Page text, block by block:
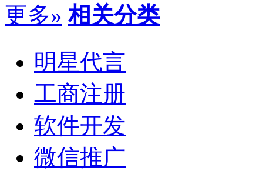
更多» 相关分类
明星代言
工商注册
软件开发
微信推广